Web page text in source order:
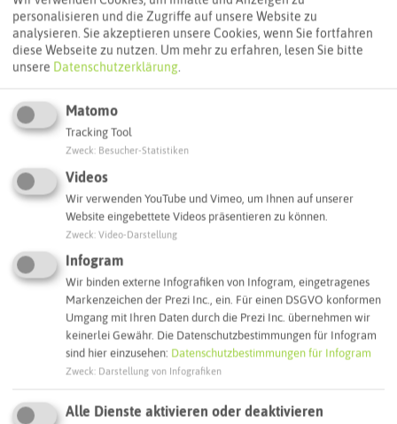
Routenplanung zum Ziel:
ÖPNV-Route finden
Autoroute finden
ATTRAKTIONEN IN DER UMGEBUNG
Was ihr hier noch erleben könnt
BOTTROP
personalisieren und die Zugriffe auf unsere Website zu
analysieren. Sie akzeptieren unsere Cookies, wenn Sie fortfahren
diese Webseite zu nutzen. Um mehr zu erfahren, lesen Sie bitte
unsere Datenschutzerklärung.
Matomo
Tracking Tool
Zweck Besucher-Statistiken
Videos
Wir verwenden YouTube und Vimeo, um Ihnen auf unserer
Website eingebettete Videos präsentieren zu können.
Zweck Video-Darstellung
Infogram
Wir binden externe Infografiken von Infogram, eingetragenes
Markenzeichen der Prezi Inc., ein. Für einen DSGVO konformen
Umgang mit Ihren Daten durch die Prezi Inc. übernehmen wir
keinerlei Gewähr. Die Datenschutzbestimmungen für Infogram
sind hier einzusehen: Datenschutzbestimmungen für Infogram
Zweck Darstellung von Infografiken
Alle Dienste aktivieren oder deaktivieren